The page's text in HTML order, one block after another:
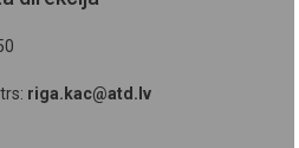
riga.kac@atd.lv